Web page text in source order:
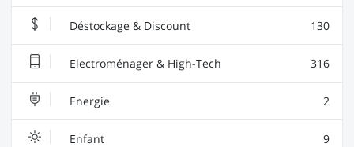
Déstockage & Discount 130
Electroménager & High-Tech 316
Energie 2
Enfant 9